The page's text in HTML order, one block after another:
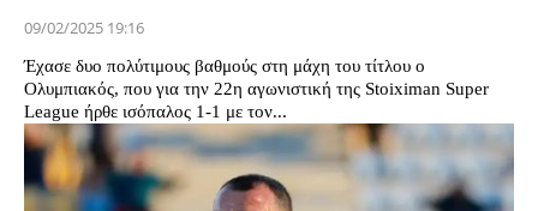
09/02/2025 19:16
Έχασε δυο πολύτιμους βαθμούς στη μάχη του τίτλου ο
Ολυμπιακός, που για την 22η αγωνιστική της Stoiximan Super
League ήρθε ισόπαλος 1-1 με τον...